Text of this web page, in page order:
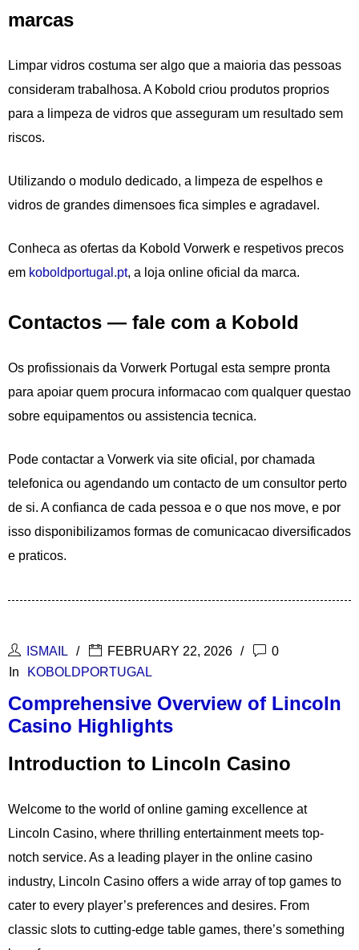
marcas
Limpar vidros costuma ser algo que a maioria das pessoas
consideram trabalhosa. A Kobold criou produtos proprios
para a limpeza de vidros que asseguram um resultado sem
riscos.
Utilizando o modulo dedicado, a limpeza de espelhos e
vidros de grandes dimensoes fica simples e agradavel.
Conheca as ofertas da Kobold Vorwerk e respetivos precos
em koboldportugal.pt, a loja online oficial da marca.
Contactos — fale com a Kobold
Os profissionais da Vorwerk Portugal esta sempre pronta
para apoiar quem procura informacao com qualquer questao
sobre equipamentos ou assistencia tecnica.
Pode contactar a Vorwerk via site oficial, por chamada
telefonica ou agendando um contacto de um consultor perto
de si. A confianca de cada pessoa e o que nos move, e por
isso disponibilizamos formas de comunicacao diversificados
e praticos.
ISMAIL FEBRUARY 22, 2026
0
In
KOBOLDPORTUGAL
Comprehensive Overview of Lincoln
Casino Highlights
Introduction to Lincoln Casino
Welcome to the world of online gaming excellence at
Lincoln Casino, where thrilling entertainment meets top-
notch service. As a leading player in the online casino
industry, Lincoln Casino offers a wide array of top games to
cater to every player’s preferences and desires. From
classic slots to cutting-edge table games, there’s something